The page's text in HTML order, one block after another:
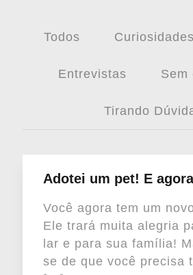
Todos Curiosidades
Entrevistas Sem
Tirando
Adotei um pet! E
Você agora tem um
Ele trará muita alegria
lar e para sua família!
se de que você precisa